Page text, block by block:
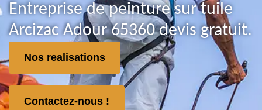
Entreprise de peinture sur tuile
Arcizac Adour 65360 devis gratuit.
Nos realisations
Contactez-nous !